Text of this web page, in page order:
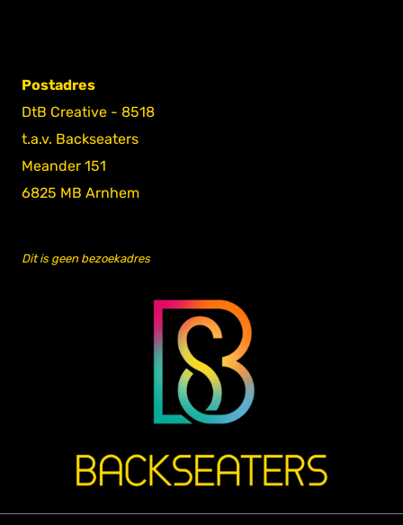
Postadres
DtB Creative - 8518
t.a.v. Backseaters
Meander 151
6825 MB Arnhem
Dit is geen bezoekadres